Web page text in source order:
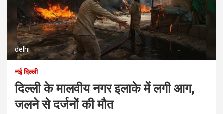
delhi
नई दिल्ली
दिल्ली के मालवीय नगर इलाके में लगी आग,
जलने से दर्जनों की मौत